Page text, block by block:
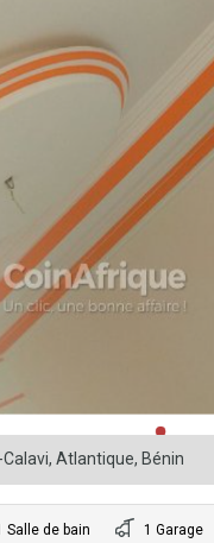
Atlantique, Bénin
Salle de bain 1 Garage